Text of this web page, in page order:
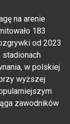
na arenie
183
od 2023
w polskiej
wyższej
zawodników